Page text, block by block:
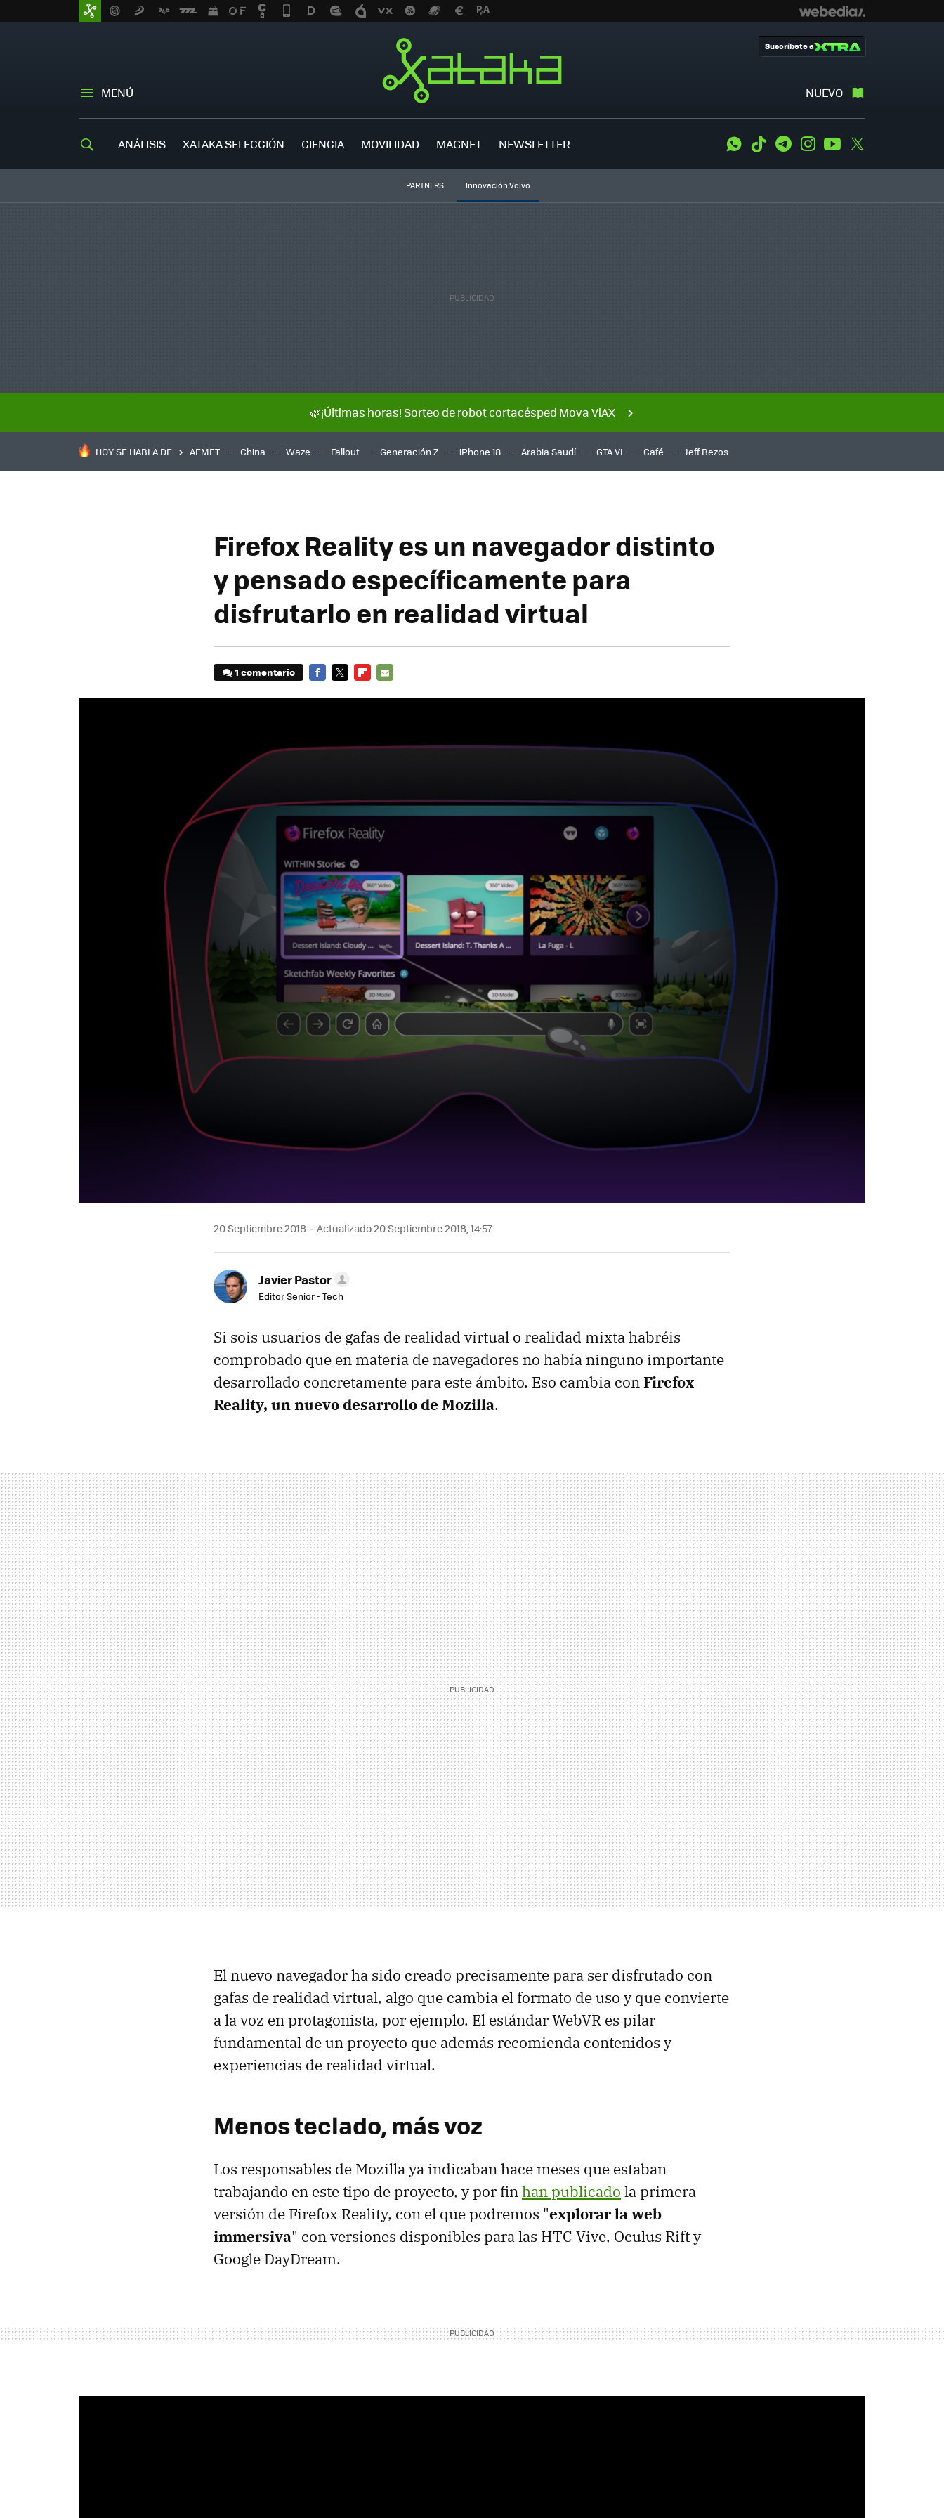
MENÚ NUEVO
Suscríbete a
ANÁLISIS XATAKA SELECCIÓN CIENCIA MOVILIDAD MAGNET NEWSLETTER WhatsApp
Tiktok TelegramInstagramYoutube
PARTNERS Innovación Volvo
🌿¡Últimas horas! Sorteo de robot cortacésped Mova ViAX
HOY SE HABLA DE AEMET China Waze Fallout Generación Z iPhone 18 Arabia Saudí GTA VI Café Jeff Bezos
Firefox Reality es un navegador distinto
y pensado específicamente para
disfrutarlo en realidad virtual
1 comentario
20 Septiembre 2018 Actualizado 20 Septiembre 2018, 14:57
Javier Pastor
Editor Senior - Tech
Si sois usuarios de gafas de realidad virtual o realidad mixta habréis
comprobado que en materia de navegadores no había ninguno importante
desarrollado concretamente para este ámbito. Eso cambia conFirefox
Reality, un nuevo desarrollo de Mozilla.
El nuevo navegador ha sido creado precisamente para ser disfrutado con
gafas de realidad virtual, algo que cambia el formato de uso y que convierte
a la voz en protagonista, por ejemplo. El estándar WebVR es pilar
fundamental de un proyecto que además recomienda contenidos y
experiencias de realidad virtual.
Menos teclado, más voz
Los responsables de Mozilla ya indicaban hace meses que estaban
trabajando en este tipo de proyecto, y por finhan publicado la primera
versión de Firefox Reality, con el que podremos "explorar la web
immersiva" con versiones disponibles para las HTC Vive, Oculus Rift y
Google DayDream.